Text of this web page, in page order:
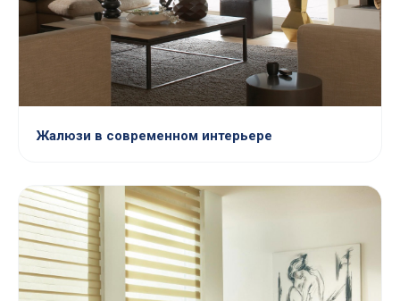
Жалюзи в современном интерьере